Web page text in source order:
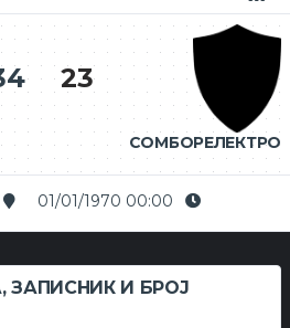
СОМБОРЕЛЕКТРО
23
01/01/1970 00:00
И БРОЈ